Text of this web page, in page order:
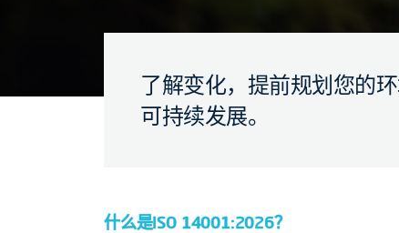
了解变化，提前规划您的
可持续发展。
什么是ISO 14001:2026？